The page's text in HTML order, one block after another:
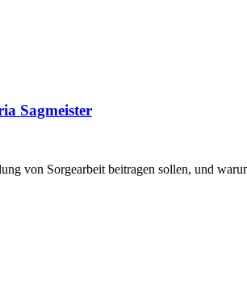
Sagmeister
von Sorgearbeit beitragen sollen, und